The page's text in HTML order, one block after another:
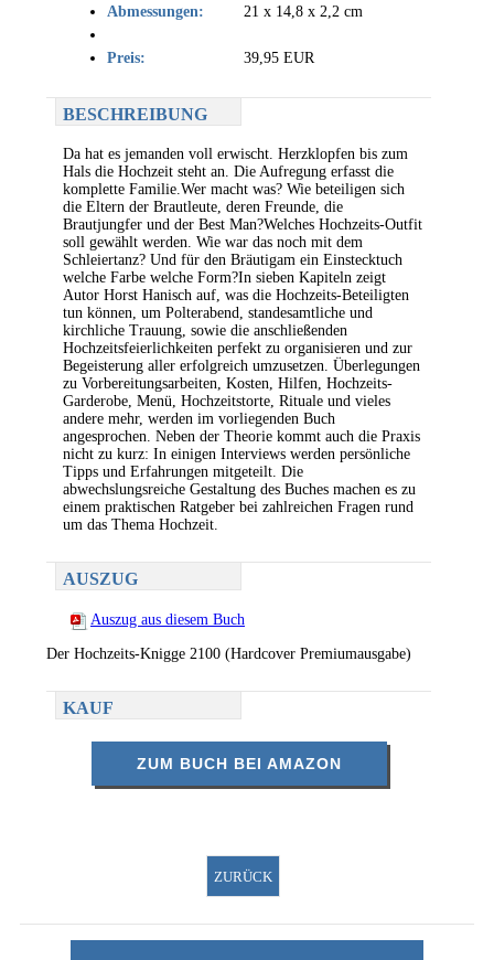
Abmessungen:
21 x 14,8 x 2,2 cm
Preis: 39,95 EUR
BESCHREIBUNG
Da hat es jemanden voll erwischt. Herzklopfen bis zum
Hals die Hochzeit steht an. Die Aufregung erfasst die
komplette Familie.Wer macht was? Wie beteiligen sich
die Eltern der Brautleute, deren Freunde, die
Brautjungfer und der Best Man?Welches Hochzeits-Outfit
soll gewählt werden. Wie war das noch mit dem
Schleiertanz? Und für den Bräutigam ein Einstecktuch
welche Farbe welche Form?In sieben Kapiteln zeigt
Autor Horst Hanisch auf, was die Hochzeits-Beteiligten
tun können, um Polterabend, standesamtliche und
kirchliche Trauung, sowie die anschließenden
Hochzeitsfeierlichkeiten perfekt zu organisieren und zur
Begeisterung aller erfolgreich umzusetzen. Überlegungen
zu Vorbereitungsarbeiten, Kosten, Hilfen, Hochzeits-
Garderobe, Menü, Hochzeitstorte, Rituale und vieles
andere mehr, werden im vorliegenden Buch
angesprochen. Neben der Theorie kommt auch die Praxis
nicht zu kurz: In einigen Interviews werden persönliche
Tipps und Erfahrungen mitgeteilt. Die
abwechslungsreiche Gestaltung des Buches machen es zu
einem praktischen Ratgeber bei zahlreichen Fragen rund
um das Thema Hochzeit.
AUSZUG
Auszug aus diesem Buch
Der Hochzeits-Knigge 2100 (Hardcover Premiumausgabe)
KAUF
ZUM BUCH BEI AMAZON
ZURÜCK